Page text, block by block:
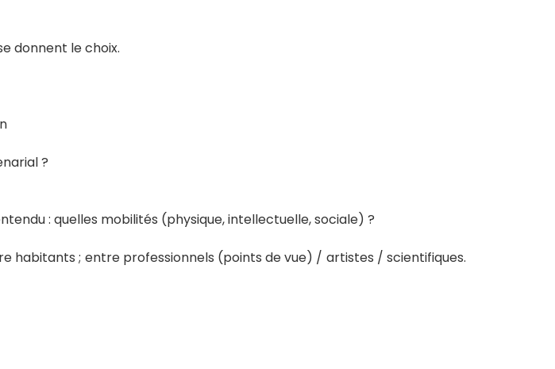
donnent le choix.
?
: quelles mobilités (physique, intellectuelle, sociale) ?
habitants ; entre professionnels (points de vue) / artistes / scientifiques.